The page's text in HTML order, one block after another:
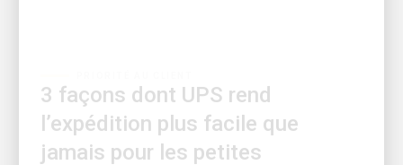
l’expédition plus facile que
jamais pour les petites
entreprises